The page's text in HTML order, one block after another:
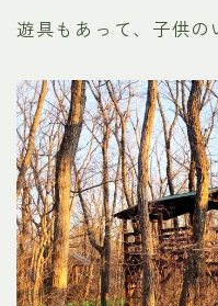
遊具もあって、子供の